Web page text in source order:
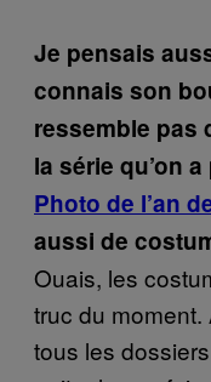
Je pensais
connais son
ressemble pas
la série qu’on
Photo de l’an
aussi de
Ouais, les
truc du moment.
tous les